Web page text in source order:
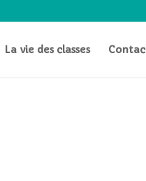
La vie des classes